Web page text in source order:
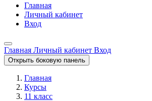
Главная
Личный кабинет
Вход
Главная Личный кабинет Вход
Открыть боковую панель
Главная
Курсы
11 класс